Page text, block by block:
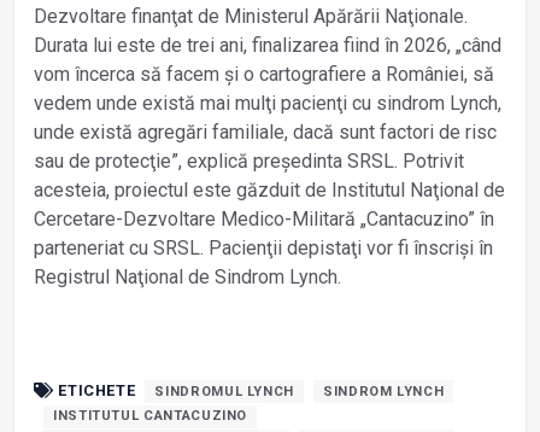
Dezvoltare finanţat de Ministerul Apărării Naţionale.
Durata lui este de trei ani, finalizarea fiind în 2026, „când
vom încerca să facem și o cartografiere a României, să
vedem unde există mai mulţi pacienţi cu sindrom Lynch,
unde există agregări familiale, dacă sunt factori de risc
sau de protecţie”, explică președinta SRSL. Potrivit
acesteia, proiectul este găzduit de Institutul Naţional de
Cercetare-Dezvoltare Medico-Militară „Cantacuzino” în
parteneriat cu SRSL. Pacienţii depistaţi vor fi înscriși în
Registrul Naţional de Sindrom Lynch.
ETICHETE SINDROMUL LYNCH
SINDROM LYNCH
INSTITUTUL CANTACUZINO